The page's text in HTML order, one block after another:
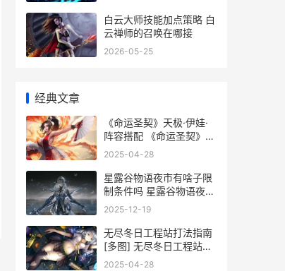
白云大师技能加点策略 白
云禅师的召唤在哪接
2026-05-25
经典文章
《命运圣契》天极·伊娃·
阵容搭配 《命运圣契》天
极角色具体的返场时间是
2025-04-28
星露谷物语夜市有啥子限
制条件吗 星露谷物语夜市
几点到几点
2025-12-19
无尽冬日工程站打法指南
[多图] 无尽冬日工程站加
成能叠加吗
2025-04-28